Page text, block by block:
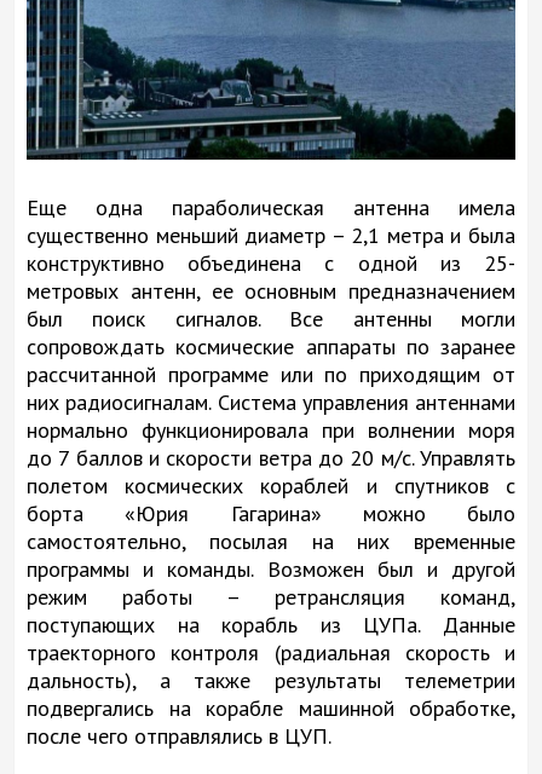
Еще одна параболическая антенна имела
существенно меньший диаметр – 2,1 метра и была
конструктивно объединена с одной из 25-
метровых антенн, ее основным предназначением
был поиск сигналов. Все антенны могли
сопровождать космические аппараты по заранее
рассчитанной программе или по приходящим от
них радиосигналам. Система управления антеннами
нормально функционировала при волнении моря
до 7 баллов и скорости ветра до 20 м/с. Управлять
полетом космических кораблей и спутников с
борта «Юрия Гагарина» можно было
самостоятельно, посылая на них временные
программы и команды. Возможен был и другой
режим работы – ретрансляция команд,
поступающих на корабль из ЦУПа. Данные
траекторного контроля (радиальная скорость и
дальность), а также результаты телеметрии
подвергались на корабле машинной обработке,
после чего отправлялись в ЦУП.